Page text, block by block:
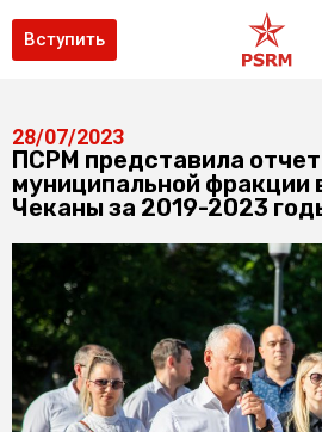
Вступить
28/07/2023
ПСРМ представила
муниципальной фракции
Чеканы за 2019-2023